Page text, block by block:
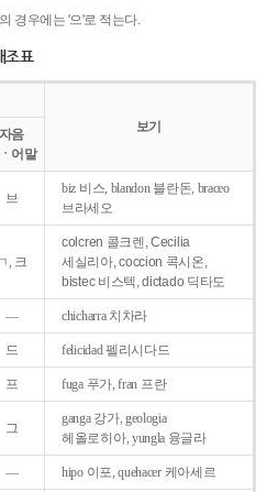
경우에는 '으'로 적는다.
조표
보기
자음
어말
브
biz 비스, blandon 블란돈, braceo
브라세오
, 크
colcren 콜크렌, Cecilia
세실리아, coccion 콕시온,
bistec 비스텍, dictado 딕타도
― chicharra 치차라
드 felicidad 펠리시다드
프 fuga 푸가, fran 프란
그
ganga 강가, geologia
헤올로히아, yungla 융글라
― hipo 이포, quehacer 케아세르